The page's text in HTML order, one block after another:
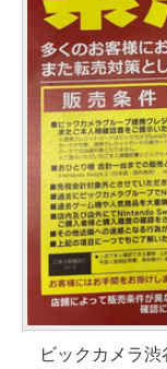
ビックカメラ渋